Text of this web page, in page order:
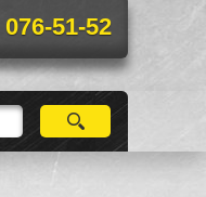
51-52